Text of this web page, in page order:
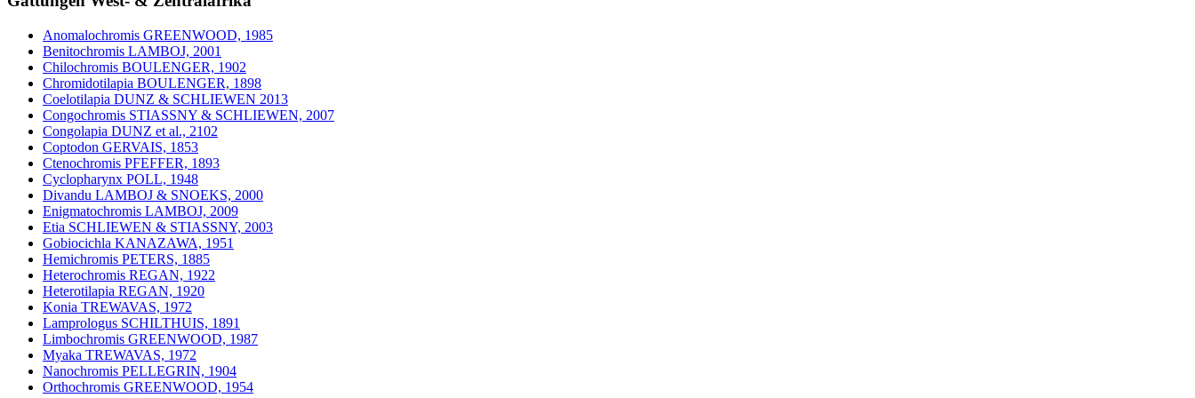
Anomalochromis GREENWOOD, 1985
Benitochromis LAMBOJ, 2001
Chilochromis BOULENGER, 1902
Chromidotilapia BOULENGER, 1898
Coelotilapia DUNZ & SCHLIEWEN 2013
Congochromis STIASSNY & SCHLIEWEN, 2007
Congolapia DUNZ et al., 2102
Coptodon GERVAIS, 1853
Ctenochromis PFEFFER, 1893
Cyclopharynx POLL, 1948
Divandu LAMBOJ & SNOEKS, 2000
Enigmatochromis LAMBOJ, 2009
Etia SCHLIEWEN & STIASSNY, 2003
Gobiocichla KANAZAWA, 1951
Hemichromis PETERS, 1885
Heterochromis REGAN, 1922
Heterotilapia REGAN, 1920
Konia TREWAVAS, 1972
Lamprologus SCHILTHUIS, 1891
Limbochromis GREENWOOD, 1987
Myaka TREWAVAS, 1972
Nanochromis PELLEGRIN, 1904
Orthochromis GREENWOOD, 1954